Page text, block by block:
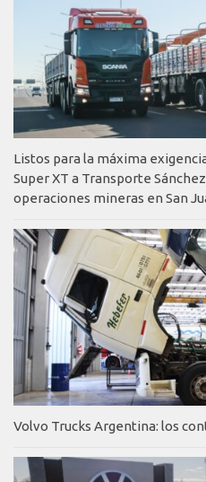
Listos para la máxima
Super XT a Transporte
operaciones mineras en San
Volvo Trucks Argentina: los